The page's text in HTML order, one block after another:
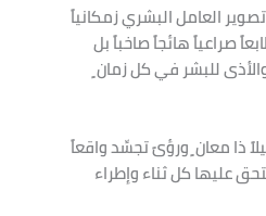
العامل البشري زمكانياً
صراعياً هائجاً صاخباً بل
للبشر في كل زمان
ذا معان ٍ ورؤىً تجسِّد واقعاً
عليها كل ثناء وإطراء